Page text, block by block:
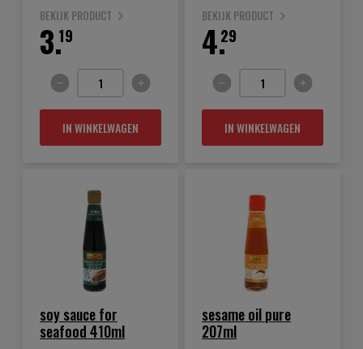
BEKIJK PRODUCT
19
3.
IN WINKELWAGEN
BEKIJK PRODUCT
29
4.
IN WINKELWAGEN
soy sauce for
seafood 410ml
sesame oil pure
207ml